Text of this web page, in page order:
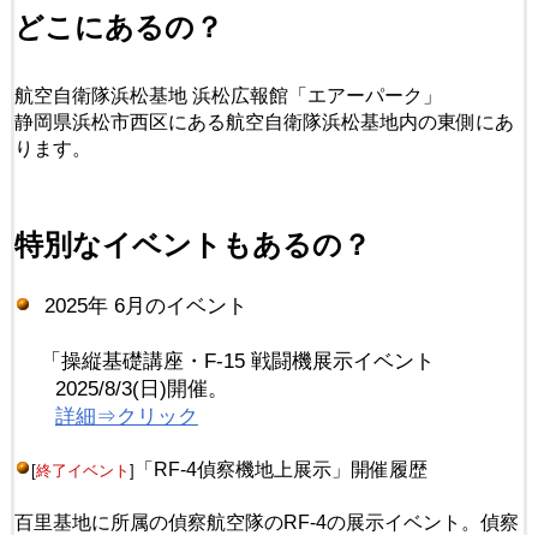
どこにあるの？
航空自衛隊浜松基地 浜松広報館「エアーパーク」
静岡県浜松市西区にある航空自衛隊浜松基地内の東側にあ
ります。
特別なイベントもあるの？
2025年 6月のイベント
「操縦基礎講座・F-15 戦闘機展示イベント
2025/8/3(日)開催。
詳細⇒クリック
[終了イベント ] 「RF-4偵察機地上展示」開催履歴
百里基地に所属の偵察航空隊のRF-4の展示イベント。偵察